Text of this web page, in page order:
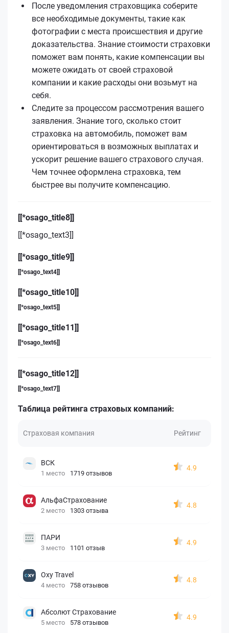
После уведомления страховщика соберите
все необходимые документы, такие как
фотографии с места происшествия и другие
доказательства. Знание стоимости страховки
поможет вам понять, какие компенсации вы
можете ожидать от своей страховой
компании и какие расходы они возьмут на
себя.
Следите за процессом рассмотрения вашего
заявления. Знание того, сколько стоит
страховка на автомобиль, поможет вам
ориентироваться в возможных выплатах и
ускорит решение вашего страхового случая.
Чем точнее оформлена страховка, тем
быстрее вы получите компенсацию.
[[*osago_title8]]
[[*osago_text3]]
[[*osago_title9]]
[[*osago_text4]]
[[*osago_title10]]
[[*osago_text5]]
[[*osago_title11]]
[[*osago_text6]]
[[*osago_title12]]
[[*osago_text7]]
Таблица рейтинга страховых компаний:
Страховая компания Рейтинг
ВСК
1 место 1719 отзывов
4.9
АльфаСтрахование
2 место 1303 отзыва
4.8
ПАРИ
3 место 1101 отзыв
4.9
Oxy Travel
4 место 758 отзывов
4.8
Абсолют Страхование
5 место 578 отзывов
4.9